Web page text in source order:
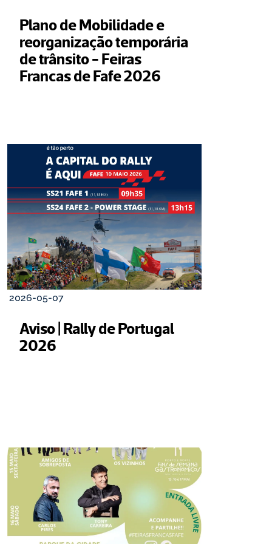
Plano de Mobilidade e
reorganização temporária
de trânsito - Feiras
Francas de Fafe 2026
2026-05-07
Aviso | Rally de Portugal
2026